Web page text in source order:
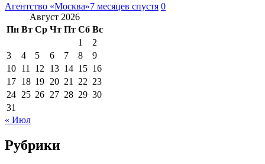
Агентство «Москва»7 месяцев спустя 0
Август 2026
Пн Вт Ср Чт Пт Сб Вс
1
2
3
4 5 6 7 8
9
10 11 12 13 14 15 16
17 18 19 20 21 22 23
24 25 26 27 28 29 30
31
« Июл
Рубрики